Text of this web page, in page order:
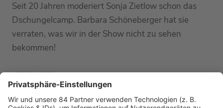
Seit 20 Jahren moderiert Sonja Zietlow schon das
Dschungelcamp. Barbara Schöneberger hat sie
verraten, was wir in der Show nicht zu sehen
bekommen!
MEHR LESEN